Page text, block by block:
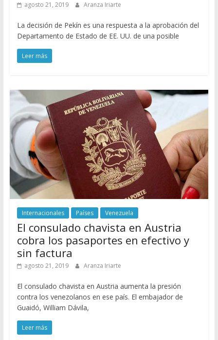
agosto 21, 2019 Aranza Iriarte
La decisión de Pekín es una respuesta a la aprobación del
Departamento de Estado de EE. UU. de una posible
Leer más
Internacionales Países Venezuela
El consulado chavista en Austria
cobra los pasaportes en efectivo y
sin factura
agosto 21, 2019 Aranza Iriarte
El consulado chavista en Austria aumenta la presión
contra los venezolanos en ese país. El embajador de
Guaidó, William Dávila,
Leer más